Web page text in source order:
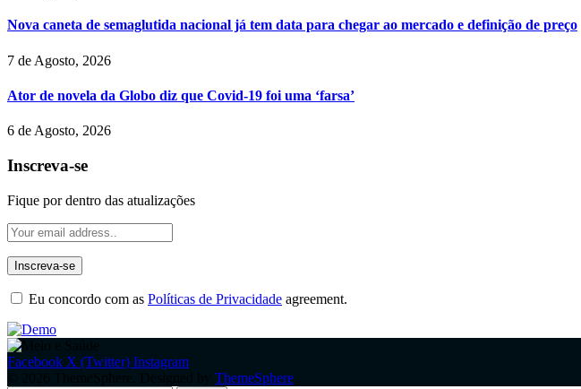
Nova caneta de semaglutida nacional já tem data para chegar ao mercado e definição de preço
7 de Agosto, 2026
Ator de novela da Globo diz que Covid-19 foi uma ‘farsa’
6 de Agosto, 2026
Inscreva-se
Fique por dentro das atualizações
Eu concordo com as Políticas de Privacidade agreement.
Facebook X (Twitter) Instagram
ThemeSphere